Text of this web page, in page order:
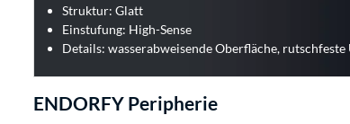
Struktur: Glatt
Einstufung: High-Sense
ENDORFY Peripherie